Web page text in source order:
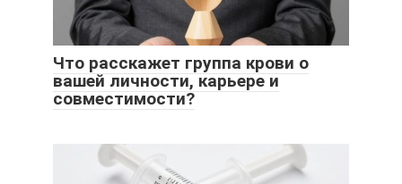
Что расскажет группа крови о
вашей личности, карьере и
совместимости?